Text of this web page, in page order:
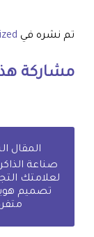
تم نشره في
مشاركة
المقال
صناعة
لعلامتك
تصميم